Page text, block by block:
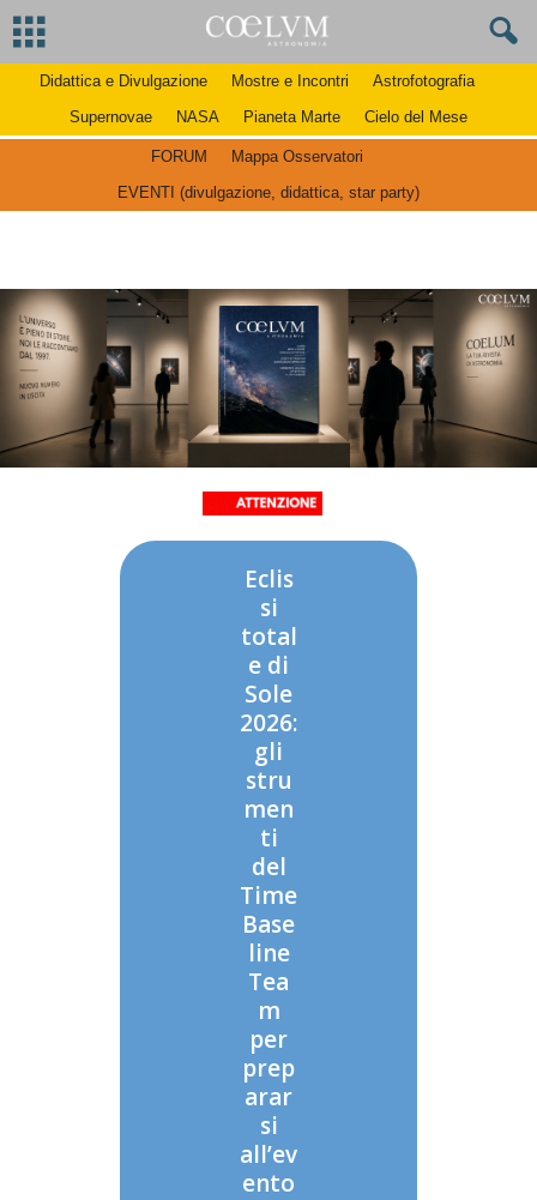
Didattica e Divulgazione Mostre e Incontri
Astrofotografia
Supernovae
NASA Pianeta Marte Cielo del Mese
FORUM
Mappa Osservatori
EVENTI (divulgazione, didattica, star party)
Eclis
si
total
e di
Sole
2026:
gli
stru
men
ti
del
Time
Base
line
Tea
m
per
prep
arar
si
all’ev
ento